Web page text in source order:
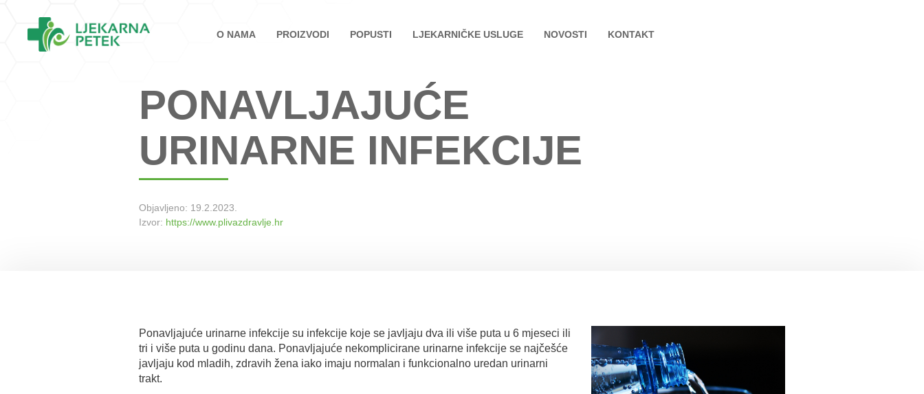
O NAMA PROIZVODI POPUSTI LJEKARNIČKE USLUGE NOVOSTI KONTAKT
PONAVLJAJUĆE
URINARNE INFEKCIJE
Objavljeno: 19.2.2023.
Izvor: https://www.plivazdravlje.hr
Ponavljajuće urinarne infekcije su infekcije koje se javljaju dva ili više puta u 6 mjeseci ili
tri i više puta u godinu dana. Ponavljajuće nekomplicirane urinarne infekcije se najčešće
javljaju kod mladih, zdravih žena iako imaju normalan i funkcionalno uredan urinarni
trakt.